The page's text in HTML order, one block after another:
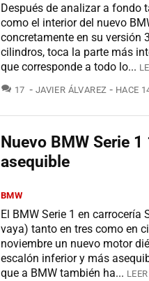
Después de analizar a fondo
como el interior del nuevo
concretamente en su versión
cilindros, toca la parte más
que corresponde a todo lo...
17 COMENTARIOS
JAVIER ÁLVAREZ HACE
Nuevo BMW Serie
asequible
BMW
El BMW Serie 1 en carrocería
vaya) tanto en tres como en
noviembre un nuevo motor
escalón inferior y más
que a BMW también ha...